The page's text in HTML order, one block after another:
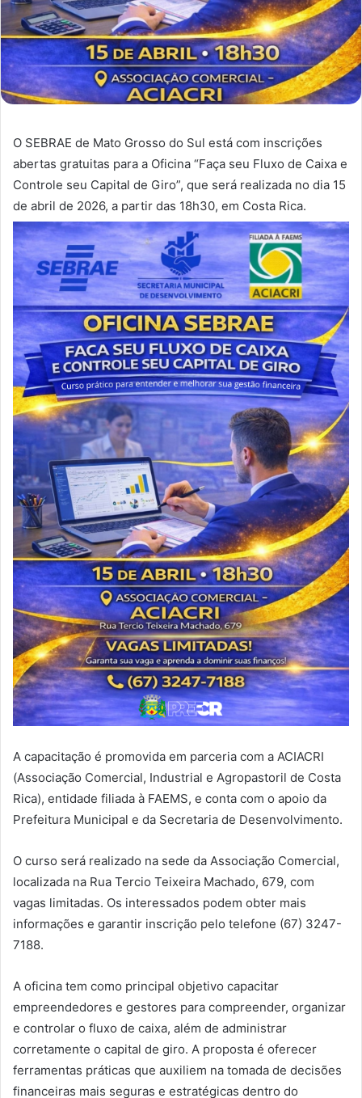
O SEBRAE de Mato Grosso do Sul está com inscrições
abertas gratuitas para a Oficina “Faça seu Fluxo de Caixa e
Controle seu Capital de Giro”, que será realizada no dia 15
de abril de 2026, a partir das 18h30, em Costa Rica.
A capacitação é promovida em parceria com a ACIACRI
(Associação Comercial, Industrial e Agropastoril de Costa
Rica), entidade filiada à FAEMS, e conta com o apoio da
Prefeitura Municipal e da Secretaria de Desenvolvimento.
O curso será realizado na sede da Associação Comercial,
localizada na Rua Tercio Teixeira Machado, 679, com
vagas limitadas. Os interessados podem obter mais
informações e garantir inscrição pelo telefone (67) 3247-
7188.
A oficina tem como principal objetivo capacitar
empreendedores e gestores para compreender, organizar
e controlar o fluxo de caixa, além de administrar
corretamente o capital de giro. A proposta é oferecer
ferramentas práticas que auxiliem na tomada de decisões
financeiras mais seguras e estratégicas dentro do